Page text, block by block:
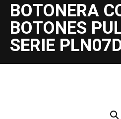
BOTONERA
BOTONES
SERIE